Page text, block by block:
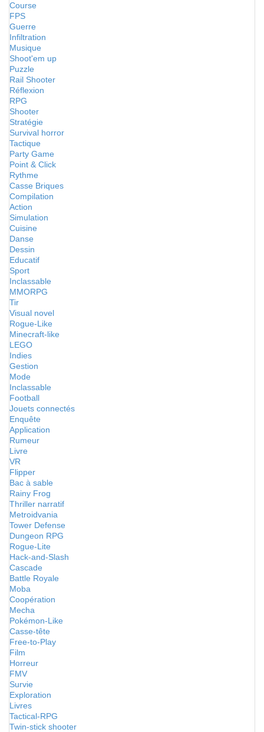
Course
FPS
Guerre
Infiltration
Musique
Shoot'em up
Puzzle
Rail Shooter
Réflexion
RPG
Shooter
Stratégie
Survival horror
Tactique
Party Game
Point & Click
Rythme
Casse Briques
Compilation
Action
Simulation
Cuisine
Danse
Dessin
Educatif
Sport
Inclassable
MMORPG
Tir
Visual novel
Rogue-Like
Minecraft-like
LEGO
Indies
Gestion
Mode
Inclassable
Football
Jouets connectés
Enquête
Application
Rumeur
Livre
VR
Flipper
Bac à sable
Rainy Frog
Thriller narratif
Metroidvania
Tower Defense
Dungeon RPG
Rogue-Lite
Hack-and-Slash
Cascade
Battle Royale
Moba
Coopération
Mecha
Pokémon-Like
Casse-tête
Free-to-Play
Film
Horreur
FMV
Survie
Exploration
Livres
Tactical-RPG
Twin-stick shooter